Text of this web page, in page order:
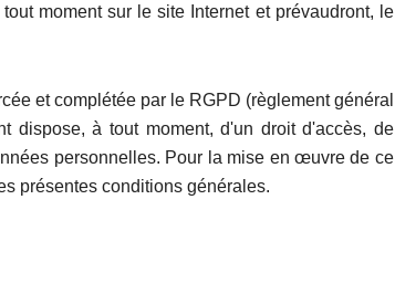
moment sur le site Internet et prévaudront, le
et complétée par le RGPD (règlement général
dispose, à tout moment, d'un droit d'accès, de
personnelles. Pour la mise en œuvre de ce
présentes conditions générales.